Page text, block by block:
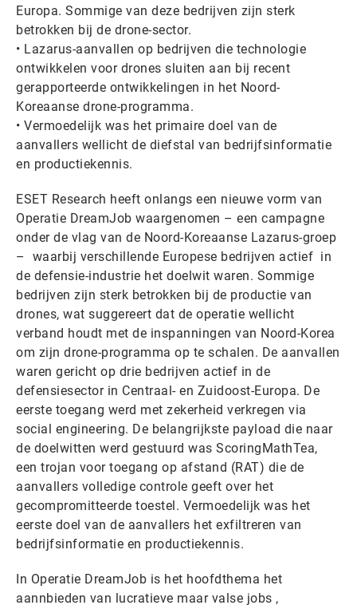
Europa. Sommige van deze bedrijven zijn sterk
betrokken bij de drone-sector.
• Lazarus-aanvallen op bedrijven die technologie
ontwikkelen voor drones sluiten aan bij recent
gerapporteerde ontwikkelingen in het Noord-
Koreaanse drone-programma.
• Vermoedelijk was het primaire doel van de
aanvallers wellicht de diefstal van bedrijfsinformatie
en productiekennis.
ESET Research heeft onlangs een nieuwe vorm van
Operatie DreamJob waargenomen – een campagne
onder de vlag van de Noord-Koreaanse Lazarus-groep
– waarbij verschillende Europese bedrijven actief in
de defensie-industrie het doelwit waren. Sommige
bedrijven zijn sterk betrokken bij de productie van
drones, wat suggereert dat de operatie wellicht
verband houdt met de inspanningen van Noord-Korea
om zijn drone-programma op te schalen. De aanvallen
waren gericht op drie bedrijven actief in de
defensiesector in Centraal- en Zuidoost-Europa. De
eerste toegang werd met zekerheid verkregen via
social engineering. De belangrijkste payload die naar
de doelwitten werd gestuurd was ScoringMathTea,
een trojan voor toegang op afstand (RAT) die de
aanvallers volledige controle geeft over het
gecompromitteerde toestel. Vermoedelijk was het
eerste doel van de aanvallers het exfiltreren van
bedrijfsinformatie en productiekennis.
In Operatie DreamJob is het hoofdthema het
aannbieden van lucratieve maar valse jobs ,